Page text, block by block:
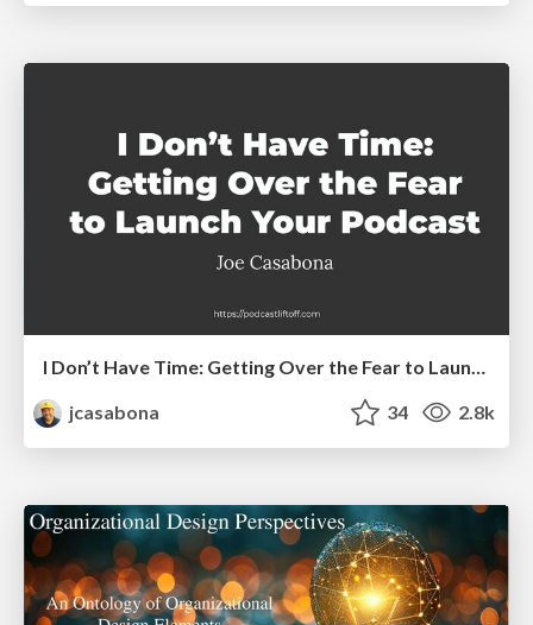
I Don’t Have Time: Getting Over the Fear to Launch Your Podcast
jcasabona
34 2.8k